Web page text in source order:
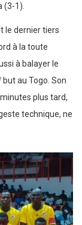
(3-1).
le dernier tiers
à la toute
à balayer le
but au Togo. Son
plus tard,
technique, ne